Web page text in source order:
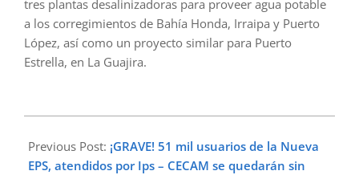
tres plantas desalinizadoras para proveer agua potable
a los corregimientos de Bahía Honda, Irraipa y Puerto
López, así como un proyecto similar para Puerto
Estrella, en La Guajira.
12-
19
Previous Post: ¡GRAVE! 51 mil usuarios de la Nueva
EPS, atendidos por Ips – CECAM se quedarán sin